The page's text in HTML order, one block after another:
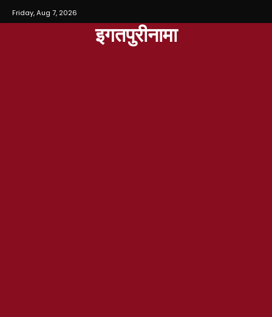
Friday, Aug 7, 2026
इगतपुरीनामा